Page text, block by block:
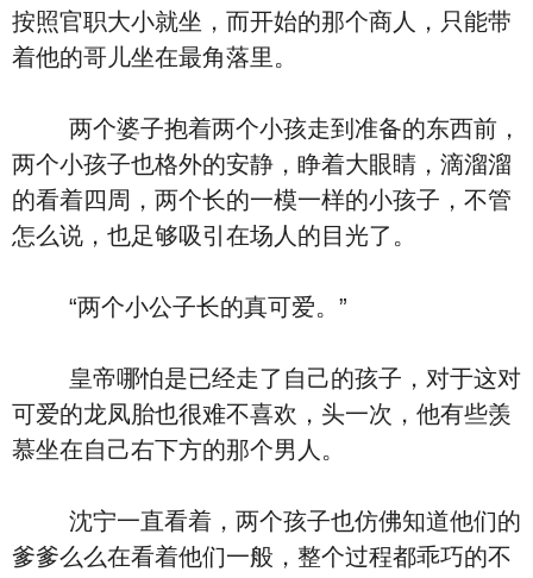
按照官职大小就坐，而开始的那个商人，只能带
着他的哥儿坐在最角落里。
两个婆子抱着两个小孩走到准备的东西前，
两个小孩子也格外的安静，睁着大眼睛，滴溜溜
的看着四周，两个长的一模一样的小孩子，不管
怎么说，也足够吸引在场人的目光了。
“两个小公子长的真可爱。”
皇帝哪怕是已经走了自己的孩子，对于这对
可爱的龙凤胎也很难不喜欢，头一次，他有些羡
慕坐在自己右下方的那个男人。
沈宁一直看着，两个孩子也仿佛知道他们的
爹爹么么在看着他们一般，整个过程都乖巧的不